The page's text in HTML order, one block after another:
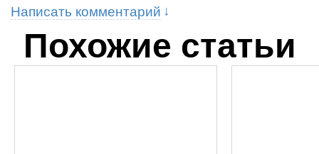
Написать комментарий
Похожие статьи